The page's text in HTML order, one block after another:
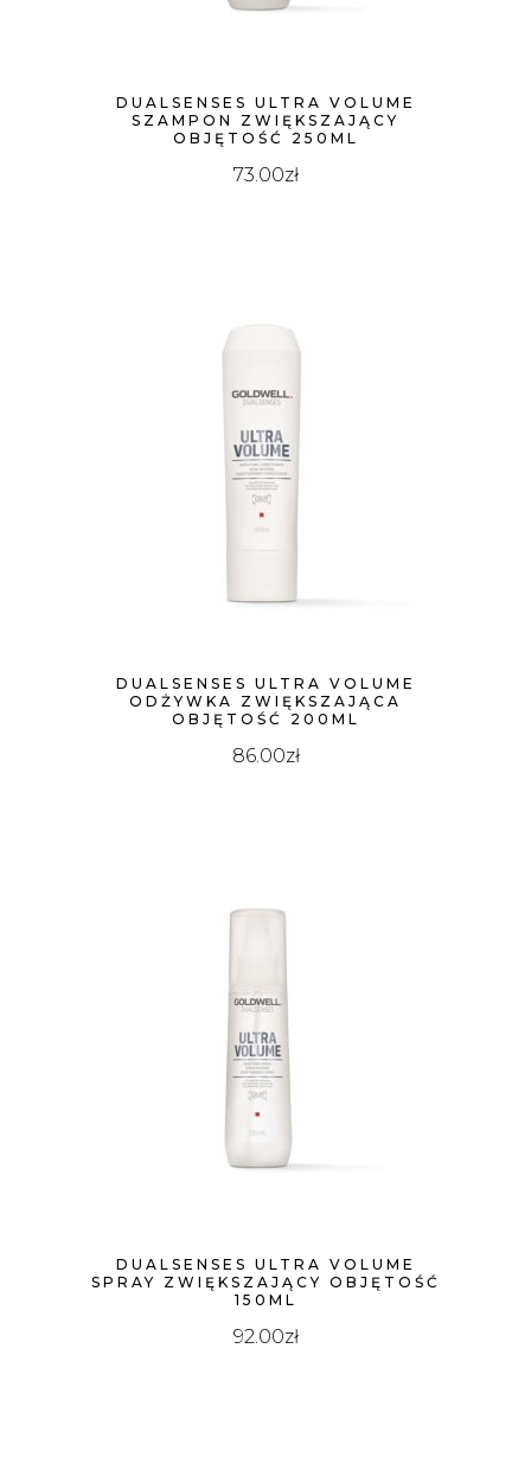
DUALSENSES ULTRA VOLUME
SZAMPON ZWIĘKSZAJĄCY
OBJĘTOŚĆ 250ML
73.00zł
DUALSENSES ULTRA VOLUME
ODŻYWKA ZWIĘKSZAJĄCA
OBJĘTOŚĆ 200ML
86.00zł
DUALSENSES ULTRA VOLUME
SPRAY ZWIĘKSZAJĄCY OBJĘTOŚĆ
150ML
92.00zł